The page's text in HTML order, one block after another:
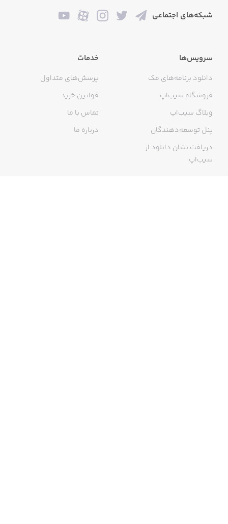
شبکه‌های اجتماعی
سرویس‌ها
دانلود برنامه‌های مک
فروشگاه سیب‌اپ
وبلاگ سیب‌اپ
پنل توسعه‌دهندگان
دریافت نشان دانلود از
سیب‌اپ
خدمات
پرسش‌های متداول
قوانین خرید
تماس با ما
درباره ما